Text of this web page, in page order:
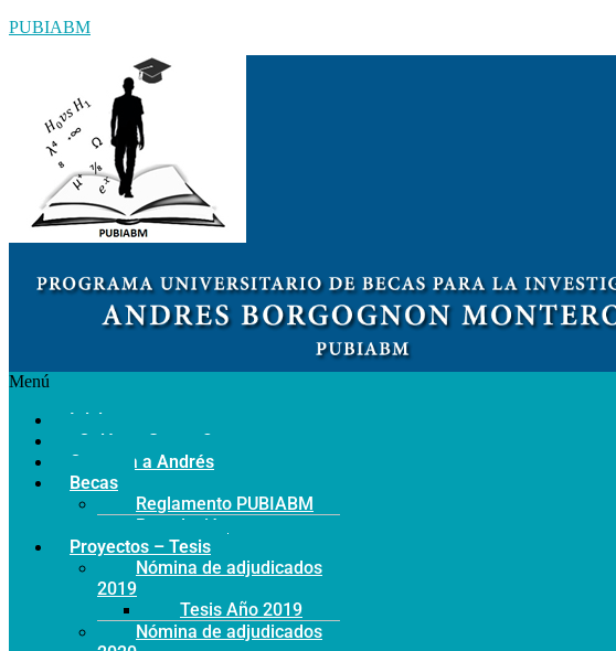
PUBIABM
Menú
Inicio
¿Quiénes Somos?
Conozca a Andrés
Becas
Reglamento PUBIABM
Postulación
Proyectos – Tesis
Nómina de adjudicados
2019
Tesis Año 2019
Nómina de adjudicados